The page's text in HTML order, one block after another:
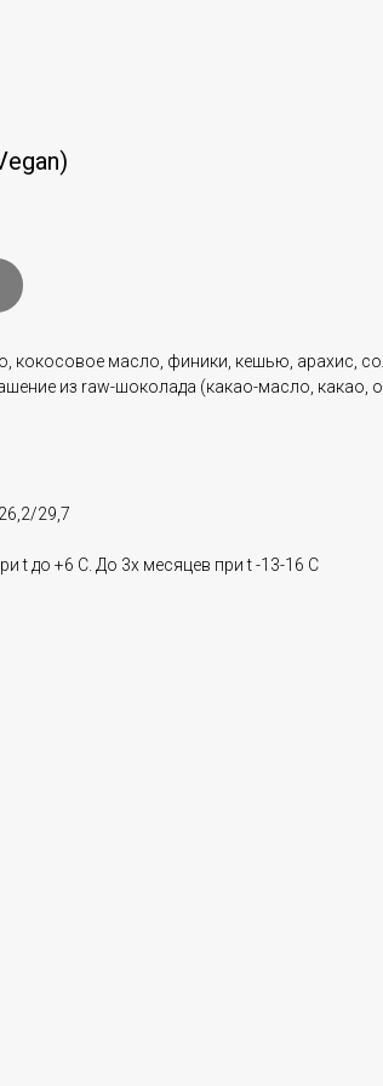
кокосовое масло, финики, кешью, арахис,
из raw-шоколада (какао-масло, какао,
29,7
t до +6 С. До 3х месяцев при t -13-16 C